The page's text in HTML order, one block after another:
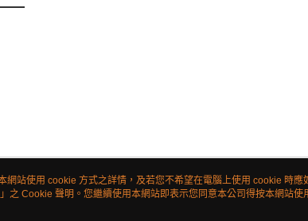
關於我們 客服資訊
網站使用 cookie 方式之詳情，及若您不希望在電腦上使用 cookie 時應
」之 Cookie 聲明。您繼續使用本網站即表示您同意本公司得按本網站使